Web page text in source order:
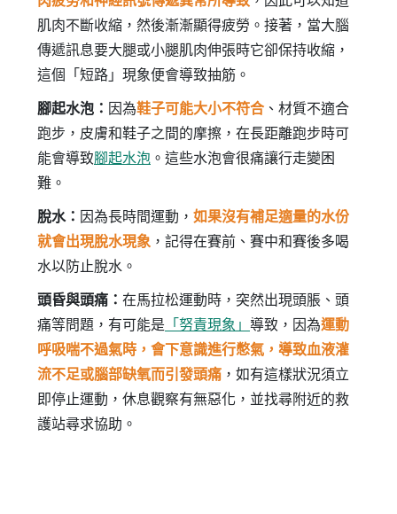
肌肉不斷收縮，然後漸漸顯得疲勞。接著，當大腦
傳遞訊息要大腿或小腿肌肉伸張時它卻保持收縮，
這個「短路」現象便會導致抽筋。
腳起水泡： 因為鞋子可能大小不符合 、材質不適合
跑步，皮膚和鞋子之間的摩擦，在長距離跑步時可
能會導致腳起水泡 。這些水泡會很痛讓行走變困
難。
脫水： 因為長時間運動， 如果沒有補足適量的水份
就會出現脫水現象 ，記得在賽前、賽中和賽後多喝
水以防止脫水。
頭昏與頭痛： 在馬拉松運動時，突然出現頭脹、頭
痛等問題，有可能是 「努責現象」 導致，因為運動
呼吸喘不過氣時，會下意識進行憋氣，導致血液灌
流不足或腦部缺氧而引發頭痛 ，如有這樣狀況須立
即停止運動，休息觀察有無惡化，並找尋附近的救
護站尋求協助。